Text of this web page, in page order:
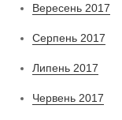
Вересень 2017
Серпень 2017
Липень 2017
Червень 2017